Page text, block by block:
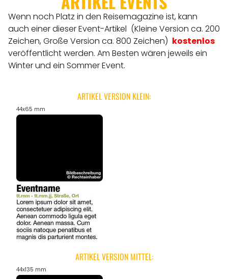
Wenn noch Platz in den Reisemagazine ist, kann
auch einer dieser Event-Artikel (Kleine Version ca. 200
Zeichen, Große Version ca. 800 Zeichen) kostenlos
veröffentlicht werden. Am Besten wären jeweils ein
Winter und ein Sommer Event.
ARTIKEL VERSION KLEIN:
44x65 mm
ARTIKEL VERSION MITTEL:
44x135 mm